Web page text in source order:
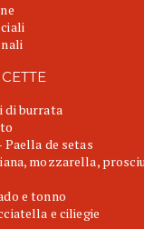
di burrata
Paella de setas
mozzarella,
e tonno
e ciliegie